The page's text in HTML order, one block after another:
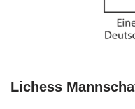
Lichess